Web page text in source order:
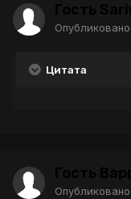
Опубликовано
Цитата
Опубликовано